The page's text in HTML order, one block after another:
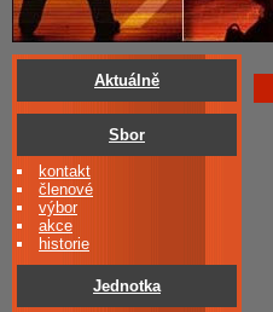
Aktuálně
Sbor
kontakt
členové
výbor
akce
historie
Jednotka